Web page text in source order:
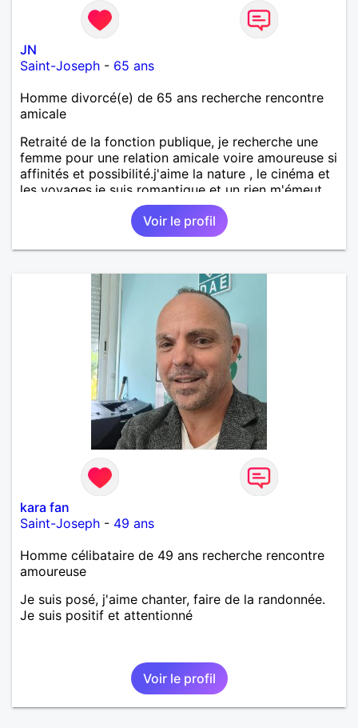
JN
Saint-Joseph - 65 ans
Homme divorcé(e) de 65 ans recherche rencontre
amicale
Retraité de la fonction publique, je recherche une
femme pour une relation amicale voire amoureuse si
affinités et possibilité.j'aime la nature , le cinéma et
les voyages.je suis romantique et un rien m'émeut.
Voir le profil
kara fan
Saint-Joseph - 49 ans
Homme célibataire de 49 ans recherche rencontre
amoureuse
Je suis posé, j'aime chanter, faire de la randonnée.
Je suis positif et attentionné
Voir le profil